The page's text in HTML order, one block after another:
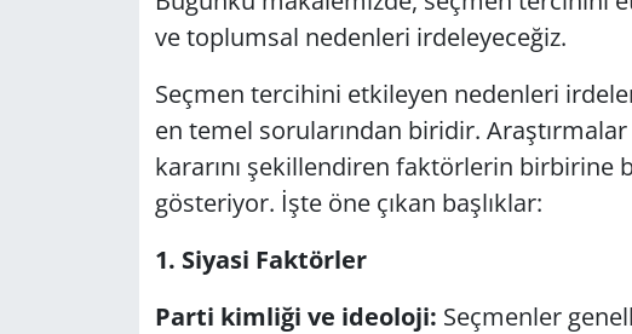
ve toplumsal nedenleri irdeleyeceğiz.
Seçmen tercihini etkileyen nedenleri
en temel sorularından biridir.
kararını şekillendiren faktörlerin birbirine
gösteriyor. İşte öne çıkan başlıklar:
1. Siyasi Faktörler
Parti kimliği ve ideoloji: Seçmenler
GÜNDEM
HABERDE İNSAN
KÜLTÜR SANAT